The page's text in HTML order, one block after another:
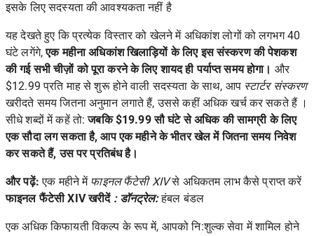
इसके लिए सदस्यता की आवश्यकता नहीं है
यह देखते हुए कि प्रत्येक विस्तार को खेलने में अधिकांश लोगों को लगभग 40
घंटे लगेंगे,एक महीना अधिकांश खिलाड़ियों के लिए इस संस्करण की पेशकश
की गई सभी चीज़ों को पूरा करने के लिए शायद ही पर्याप्त समय होगा। और
$12.99 प्रति माह से शुरू होने वाली सदस्यता के साथ, आप स्टार्टर संस्करण
खरीदते समय जितना अनुमान लगाते हैं, उससे कहीं अधिक खर्च कर सकते हैं ।
सीधे शब्दों में कहें तो:जबकि $19.99 सौ घंटे से अधिक की सामग्री के लिए
एक सौदा लग सकता है, आप एक महीने के भीतर खेल में जितना समय निवेश
कर सकते हैं, उस पर प्रतिबंध है।
और पढ़ें:एक महीने में फाइनल फैंटेसी XIVसे अधिकतम लाभ कैसे प्राप्त करें
फाइनल फैंटेसी XIV खरीदें : डॉनट्रेल:हंबल बंडल
एक अधिक किफायती विकल्प के रूप में, आपको नि:शुल्क सेवा में शामिल होने